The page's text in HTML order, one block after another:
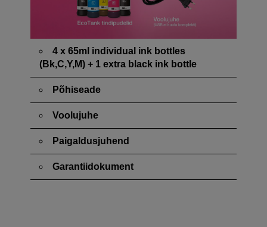
4 x 65ml individual ink bottles
(Bk,C,Y,M) + 1 extra black ink bottle
Põhiseade
Voolujuhe
Paigaldusjuhend
Garantiidokument